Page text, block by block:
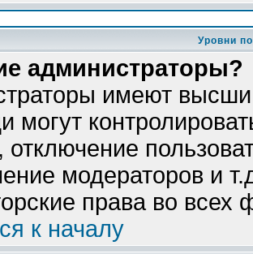
Уровни
администраторы?
имеют
могут
отключение
модераторов и
права во всех
к началу